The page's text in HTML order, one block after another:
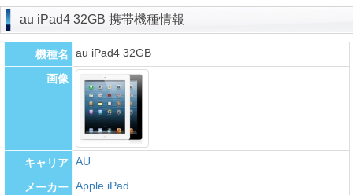
au iPad4 32GB 携帯機種情報
機種名 au iPad4 32GB
画像
キャリア AU
メーカー Apple iPad